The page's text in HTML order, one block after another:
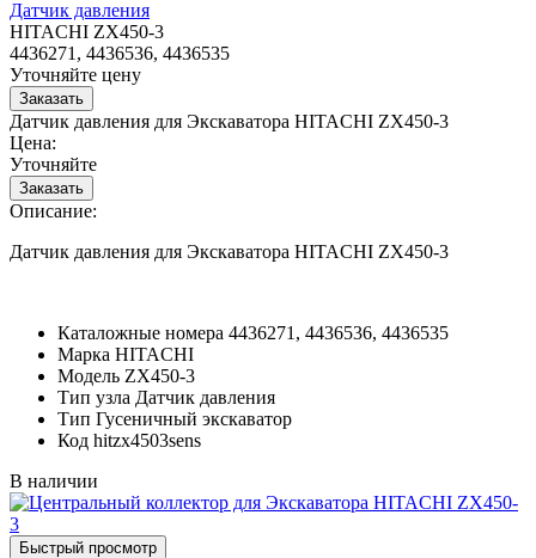
Датчик давления
HITACHI ZX450-3
4436271, 4436536, 4436535
Уточняйте цену
Датчик давления для Экскаватора HITACHI ZX450-3
Цена:
Уточняйте
Описание:
Датчик давления для Экскаватора HITACHI ZX450-3
Каталожные номера 4436271, 4436536, 4436535
Марка HITACHI
Модель ZX450-3
Тип узла Датчик давления
Тип Гусеничный экскаватор
Код hitzx4503sens
В наличии